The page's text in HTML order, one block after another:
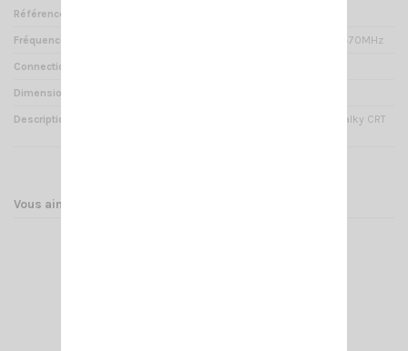
Référence
Fréquences Bibande 136-174Mhz -- 400-470MHz
Connectique
Dimensions
Description
Antenne de rechange pour talky CRT
Vous aimerez aussi